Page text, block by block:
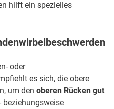
hilft ein spezielles
oder
es sich, die obere
um den oberen Rücken gut
beziehungsweise